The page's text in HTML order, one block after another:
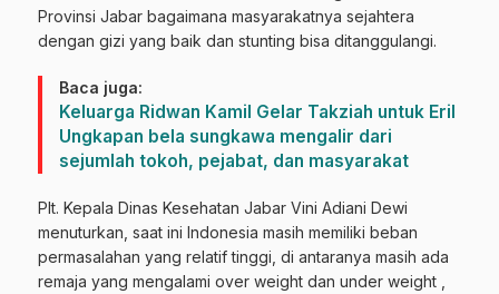
Provinsi Jabar bagaimana masyarakatnya sejahtera
dengan gizi yang baik dan stunting bisa ditanggulangi.
Baca juga:
Keluarga Ridwan Kamil Gelar Takziah untuk Eril
Ungkapan bela sungkawa mengalir dari
sejumlah tokoh, pejabat, dan masyarakat
Plt. Kepala Dinas Kesehatan Jabar Vini Adiani Dewi
menuturkan, saat ini Indonesia masih memiliki beban
permasalahan yang relatif tinggi, di antaranya masih ada
remaja yang mengalami over weight dan under weight ,